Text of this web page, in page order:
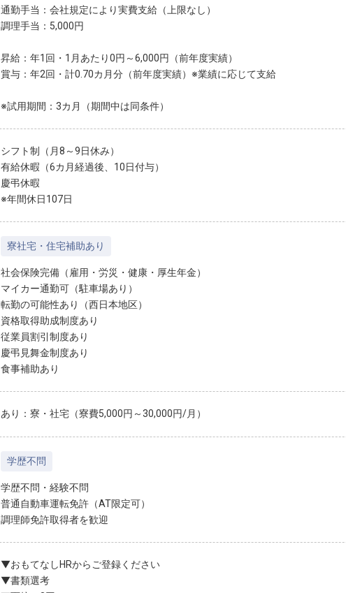
通勤手当：会社規定により実費支給（上限なし）
調理手当：5,000円
昇給：年1回・1月あたり0円～6,000円（前年度実績）
賞与：年2回・計0.70カ月分（前年度実績）※業績に応じて支給
※試用期間：3カ月（期間中は同条件）
シフト制（月8～9日休み）
有給休暇（6カ月経過後、10日付与）
慶弔休暇
※年間休日107日
寮社宅・住宅補助あり
社会保険完備（雇用・労災・健康・厚生年金）
マイカー通勤可（駐車場あり）
転勤の可能性あり（西日本地区）
資格取得助成制度あり
従業員割引制度あり
慶弔見舞金制度あり
食事補助あり
あり：寮・社宅（寮費5,000円～30,000円/月）
学歴不問
学歴不問・経験不問
普通自動車運転免許（AT限定可）
調理師免許取得者を歓迎
▼おもてなしHRからご登録ください
▼書類選考